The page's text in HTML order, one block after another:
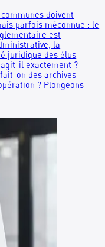
à mission, pour